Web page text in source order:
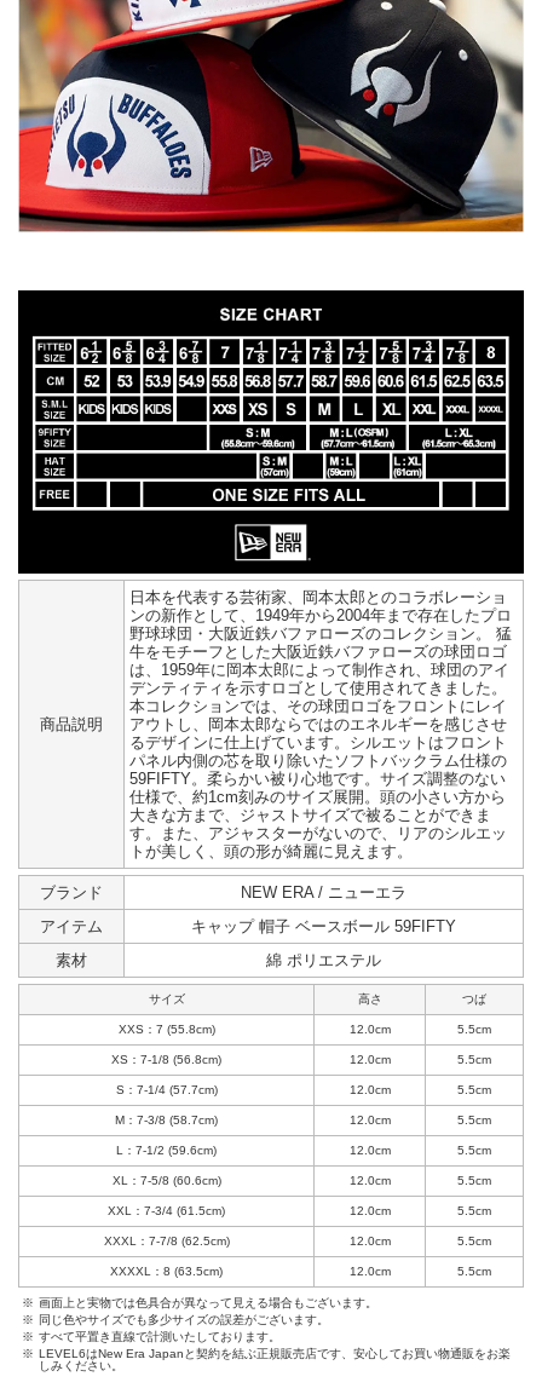
商品説明
日本を代表する芸術家、岡本太郎とのコラボレーショ
ンの新作として、1949年から2004年まで存在したプロ
野球球団・大阪近鉄バファローズのコレクション。 猛
牛をモチーフとした大阪近鉄バファローズの球団ロゴ
は、1959年に岡本太郎によって制作され、球団のアイ
デンティティを示すロゴとして使用されてきました。
本コレクションでは、その球団ロゴをフロントにレイ
アウトし、岡本太郎ならではのエネルギーを感じさせ
るデザインに仕上げています。シルエットはフロント
パネル内側の芯を取り除いたソフトバックラム仕様の
59FIFTY。柔らかい被り心地です。サイズ調整のない
仕様で、約1cm刻みのサイズ展開。頭の小さい方から
大きな方まで、ジャストサイズで被ることができま
す。また、アジャスターがないので、リアのシルエッ
トが美しく、頭の形が綺麗に見えます。
ブランド
NEW ERA / ニューエラ
アイテム
キャップ 帽子 ベースボール 59FIFTY
素材
綿 ポリエステル
サイズ 高さ つば
XXS：7 (55.8cm) 12.0cm 5.5cm
XS：7-1/8 (56.8cm) 12.0cm 5.5cm
S：7-1/4 (57.7cm) 12.0cm 5.5cm
M：7-3/8 (58.7cm) 12.0cm 5.5cm
L：7-1/2 (59.6cm) 12.0cm 5.5cm
XL：7-5/8 (60.6cm) 12.0cm 5.5cm
XXL：7-3/4 (61.5cm) 12.0cm 5.5cm
XXXL：7-7/8 (62.5cm) 12.0cm 5.5cm
XXXXL：8 (63.5cm) 12.0cm 5.5cm
※ 画面上と実物では色具合が異なって見える場合もございます。
※
同じ色やサイズでも多少サイズの誤差がございます。
※ すべて平置き直線で計測いたしております。
※ LEVEL6はNew Era Japanと契約を結ぶ正規販売店です、安心してお買い物通販をお楽
しみください。